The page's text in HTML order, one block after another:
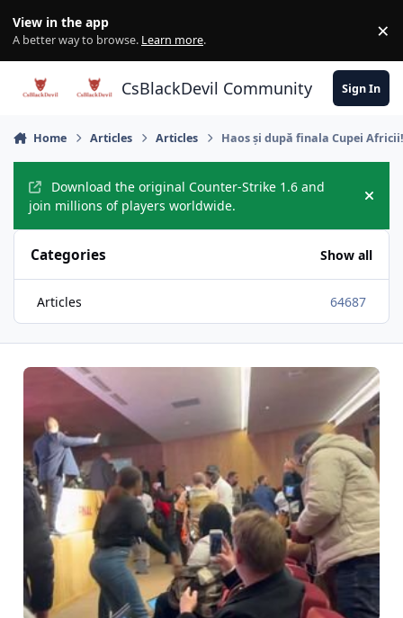
View in the app
A better way to browse. Learn more. ×
CsBlackDevil Community Sign In
Home Articles Articles Haos și după finala Cupei
Download the original Counter-Strike 1.6 and
join millions of players worldwide.
Hide
Categories Show all
Articles 64687